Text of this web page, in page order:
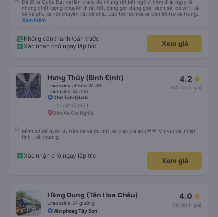
Đã đi xe Quốc Đạt vài lần trước đó nhưng rất bất ngờ vì hôm đi là ngày lễ
nhưng chất lượng chuyến đi rất tốt, đúng giờ, đúng ghế, sạch sẽ, có wifi, tài
xế và phụ xe nói chuyện rất dễ chịu. Lúc tới nơi nhà xe còn hỗ trợ xe trung
chuyển tới tận nhà. 10đ cho nhà xe, hy vọng nhà xe duy trì được chất lượng
Xem thêm
Không cần thanh toán trước
Xác nhận chỗ ngay lập tức
Xem giá
Hưng Thủy (Bình Định)
Limousine phòng 24 đôi
Limousine 34 chỗ
4.2
(83 đánh giá)
Chợ Tam Quan
11 giờ 15 phút
Bến Xe Gia Nghĩa
Mình có để quên đt trên xe và đc nhà xe trao trả lại ạ💙💙 Mn vui vẻ, nhiệt
tình , dễ thương
Xác nhận chỗ ngay lập tức
Xem giá
Hồng Dung (Tân Hoa Châu)
Limousine 34 giường
4.0
(16 đánh giá)
Văn phòng Tây Sơn